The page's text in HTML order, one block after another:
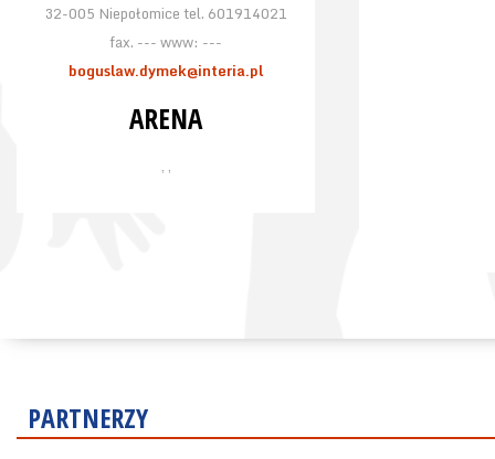
32-005 Niepołomice tel. 601914021
fax. --- www: ---
boguslaw.dymek@interia.pl
ARENA
, ,
PARTNERZY